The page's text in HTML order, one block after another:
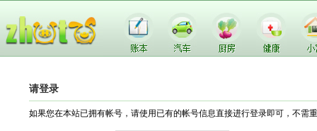
请登录
如果您在本站已拥有帐号，请使用已有的帐号信息直接进行登录即可，不需